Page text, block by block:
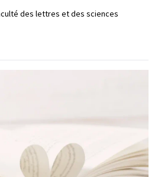
des lettres et des sciences